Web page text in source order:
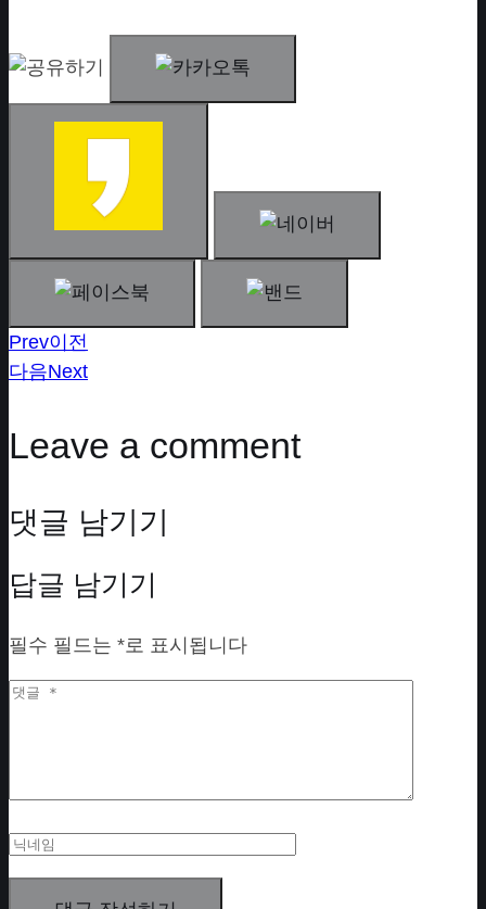
Prev이전
다음Next
Leave a comment
댓글 남기기
답글 남기기
필수 필드는 *로 표시됩니다